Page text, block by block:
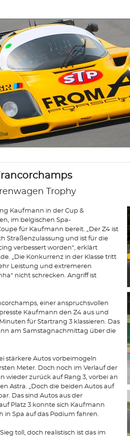
Trophy
Kaufmann in der Cup &
im belgischen Spa-
für Kaufmann bereit. „Der Z4 ist
Straßenzulassung und ist für die
verbessert worden“, erklärt
„Die Konkurrenz in der Klasse tritt
Leistung und extremeren
nicht schrecken. Angriff ist
einer anspruchsvollen
Kaufmann den Z4 aus und
für Startrang 3 klassieren. Das
am Samstagnachmittag über die
stärkere Autos vorbeimogeln
Meter. Doch noch im Verlauf der
wieder zurück auf Rang 3, vorbei an
Astra. „Doch die beiden Autos auf
Das sind Autos aus der
Platz 3 konnte sich Kaufmann
Spa auf das Podium fahren.
toll, doch realistisch ist das im